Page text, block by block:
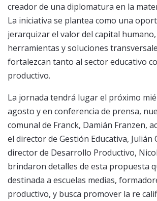
creador de una diplomatura en la
La iniciativa se plantea como una
jerarquizar el valor del capital
herramientas y soluciones
fortalezcan tanto al sector educativo
productivo.
La jornada tendrá lugar el próximo
agosto y en conferencia de prensa,
comunal de Franck, Damián Franzen,
el director de Gestión Educativa, Julián
director de Desarrollo Productivo,
brindaron detalles de esta propuesta
destinada a escuelas medias,
productivo, y busca promover la re